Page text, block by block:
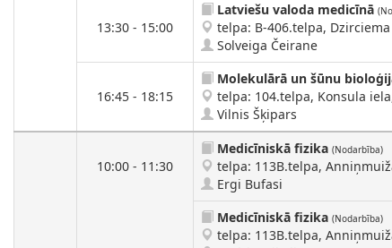
13:30 - 15:00
Latviešu valoda medicīnā
telpa: B-406.telpa,
Solveiga Čeirane
16:45 - 18:15
Molekulārā un šūnu
telpa: 104.telpa, Konsula
Vilnis Šķipars
10:00 - 11:30
Medicīniskā fizika (Nodarbība)
telpa: 113B.telpa,
Ergi Bufasi
Medicīniskā fizika (Nodarbība)
telpa: 113B.telpa,